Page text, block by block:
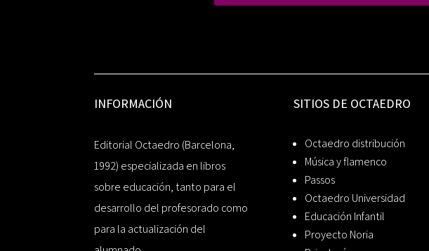
INFORMACIÓN
Editorial Octaedro (Barcelona,
1992) especializada en libros
sobre educación, tanto para el
desarrollo del profesorado como
para la actualización del
SITIOS DE OCTAEDRO
Octaedro distribución
Música y flamenco
Passos
Octaedro Universidad
Educación Infantil
Proyecto Noria